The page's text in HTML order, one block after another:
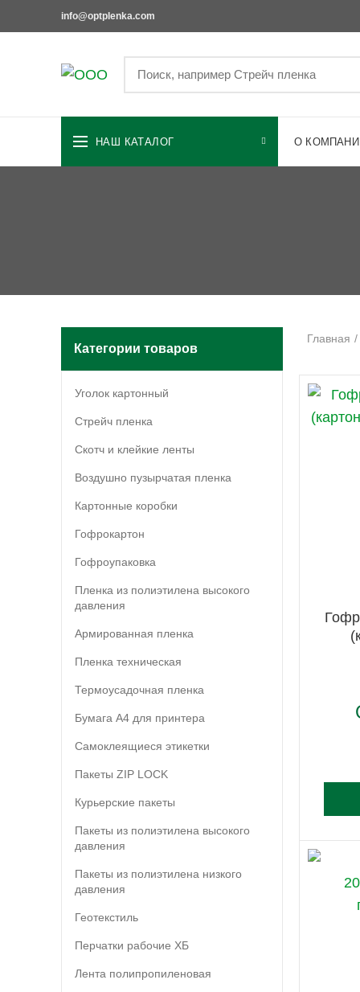
info@optplenka.com
НАШ КАТАЛОГ О
Категории товаров
Уголок картонный
Стрейч пленка
Скотч и клейкие ленты
Воздушно пузырчатая пленка
Картонные коробки
Гофрокартон
Гофроупаковка
Пленка из полиэтилена высокого
давления
Армированная пленка
Пленка техническая
Термоусадочная пленка
Бумага А4 для принтера
Самоклеящиеся этикетки
Пакеты ZIP LOCK
Курьерские пакеты
Пакеты из полиэтилена высокого
давления
Пакеты из полиэтилена низкого
давления
Геотекстиль
Перчатки рабочие ХБ
Лента полипропиленовая
Главная